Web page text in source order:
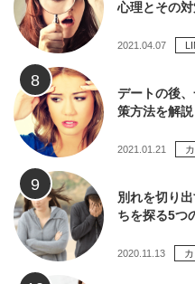
心理とその
2021.04.07
デートの後
策方法を解説
2021.01.21
別れを切り
ちを探る5つ
2020.11.13